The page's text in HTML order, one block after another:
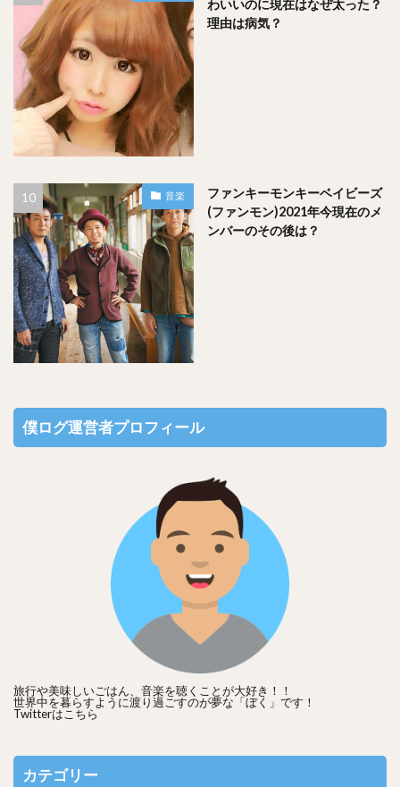
関連記事
ピソードまとめ！クールな優しい
人柄がドMファン製造
中村倫也の子供の頃はサッカー少年だった！
昔から運動はできてた！
わいいのに現在はなぜ太った？
理由は病気？
音楽
ファンキーモンキーベイビーズ
(ファンモン)2021年今現在のメ
ンバーのその後は？
僕ログ運営者プロフィール
旅行や美味しいごはん、音楽を聴くことが大好き！！
世界中を暮らすように渡り過ごすのが夢な「ぼく」です！
Twitterはこちら
カテゴリー